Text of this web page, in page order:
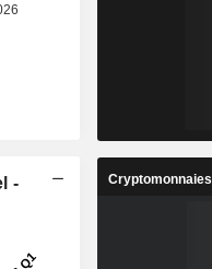
-
Cryptomonnaies